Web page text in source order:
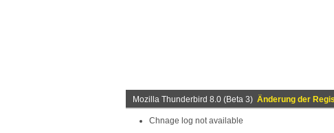
Mozilla Thunderbird 8.0 (Beta 3) Änderung der
Chnage log not available